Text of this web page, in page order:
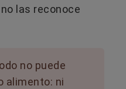
las reconoce
no puede
alimento: ni